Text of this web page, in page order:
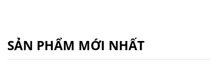
SẢN PHẨM MỚI NHẤT